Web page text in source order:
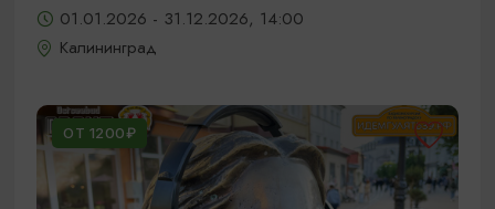
01.01.2026 - 31.12.2026, 14:00
Калининград
ОТ 1200₽